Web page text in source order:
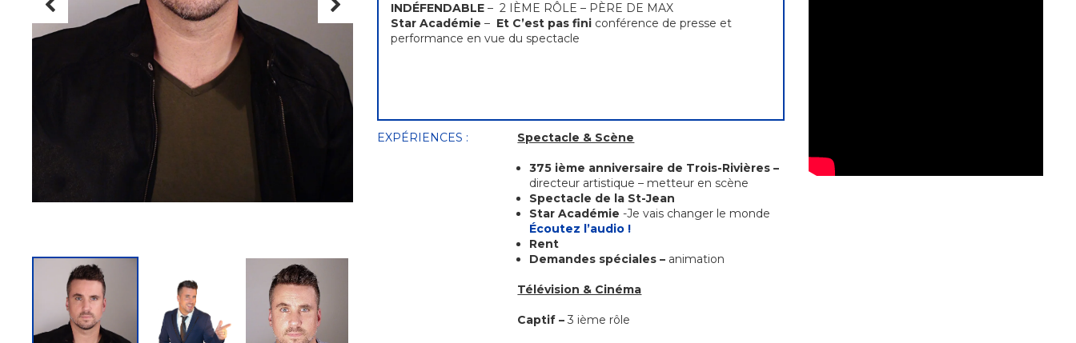
INDÉFENDABLE– 2 IÈME RÔLE – PÈRE DE MAX
Star Académie – Et C’est pas fini conférence de presse et
performance en vue du spectacle
EXPÉRIENCES : Spectacle & Scène
375 ième anniversaire de Trois-Rivières –
directeur artistique – metteur en scène
Spectacle de la St-Jean
Star Académie -Je vais changer le monde
Écoutez l’audio !
Rent
Demandes spéciales – animation
Télévision & Cinéma
Captif – 3 ième rôle